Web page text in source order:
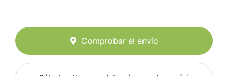
Comprobar el envío